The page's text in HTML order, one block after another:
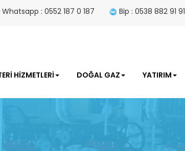
Whatsapp : 0552 187 0 187 Bip : 0538 882 91 91
HİZMETLERİ DOĞAL GAZ YATIRIM